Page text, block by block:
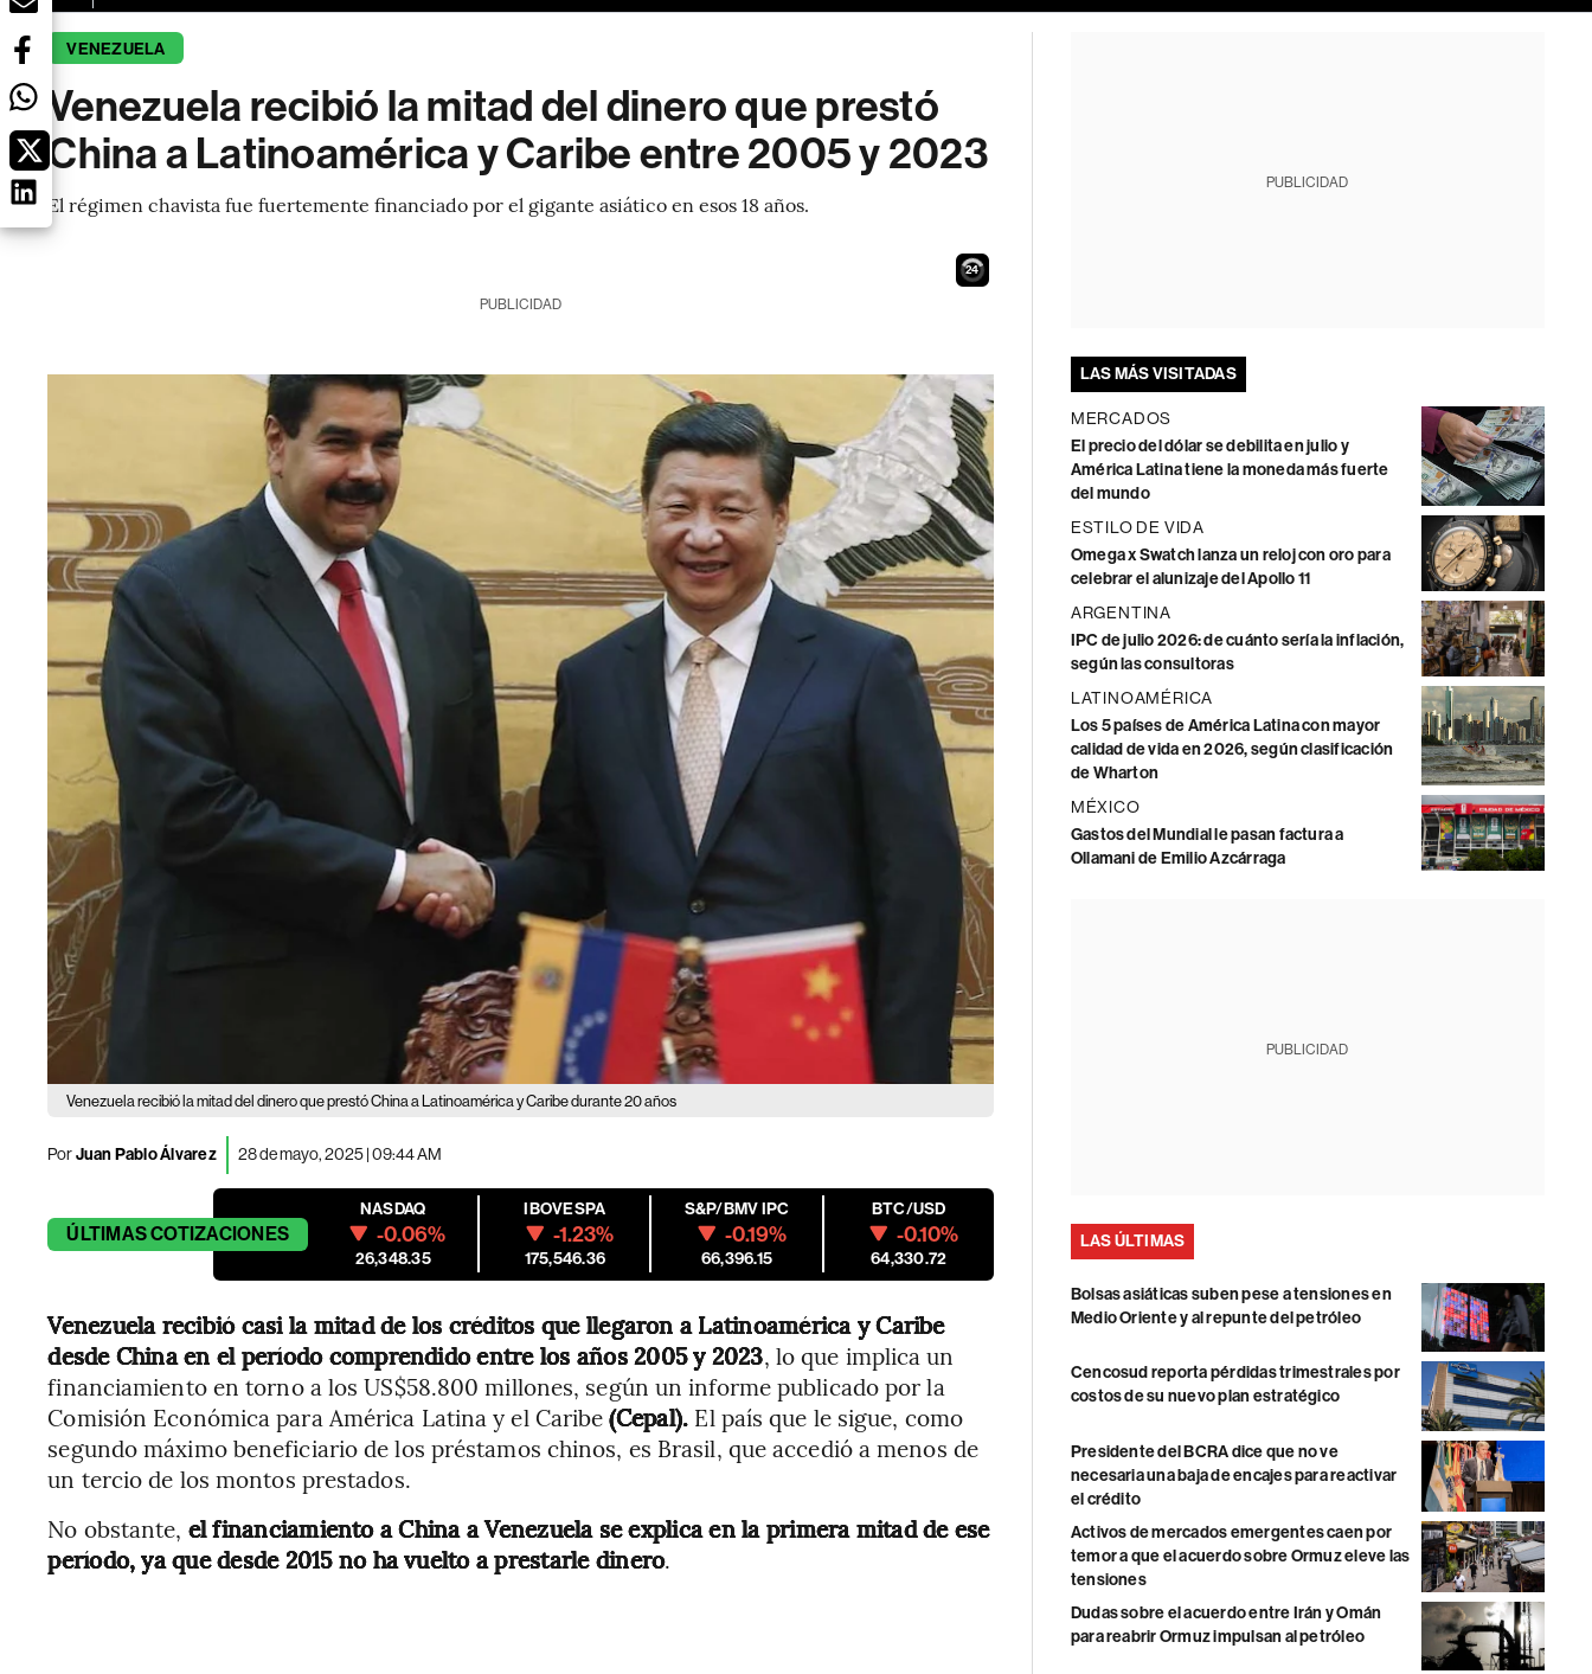
VENEZUELA
Venezuela recibió la mitad del dinero que prestó
China a Latinoamérica y Caribe entre 2005 y 2023
El régimen chavista fue fuertemente financiado por el gigante asiático en esos 18 años.
23
PUBLICIDAD
Venezuela recibió la mitad del dinero que prestó China a Latinoamérica y Caribe durante 20 años
PorJuan Pablo Álvarez 28 de mayo, 2025 | 09:44 AM
ÚLTIMASCOTIZACIONES
NASDAQ
-0.06%
26,348.35
IBOVESPA
-1.23%
175,546.36
S&P/BMV IPC
-0.19%
66,396.15
BTC/USD
-0.10%
64,330.72
Venezuela recibió casi la mitad de los créditos que llegaron a Latinoamérica y Caribe
desde China en el período comprendido entre los años 2005 y 2023, lo que implica un
financiamiento en torno a los US$58.800 millones, según un informe publicado por la
Comisión Económica para América Latina y el Caribe(Cepal). El país que le sigue, como
segundo máximo beneficiario de los préstamos chinos, es Brasil, que accedió a menos de
un tercio de los montos prestados.
No obstante, el financiamiento a China a Venezuela se explica en la primera mitad de ese
período, ya que desde 2015 no ha vuelto a prestarle dinero.
PUBLICIDAD
LAS MÁS VISITADAS
MERCADOS
El precio del dólar se debilita en julio y
América Latina tiene la moneda más fuerte
del mundo
ESTILO DE VIDA
Omega x Swatch lanza un reloj con oro para
celebrar el alunizaje del Apollo 11
ARGENTINA
IPC de julio 2026: de cuánto sería la inflación,
según las consultoras
LATINOAMÉRICA
Los 5 países de América Latina con mayor
calidad de vida en 2026, según clasificación
de Wharton
MÉXICO
Gastos del Mundial le pasan factura a
Ollamani de Emilio Azcárraga
PUBLICIDAD
LAS ÚLTIMAS
Bolsas asiáticas suben pese a tensiones en
Medio Oriente y al repunte del petróleo
Cencosud reporta pérdidas trimestrales por
costos de su nuevo plan estratégico
Presidente del BCRA dice que no ve
necesaria una baja de encajes para reactivar
el crédito
Activos de mercados emergentes caen por
temor a que el acuerdo sobre Ormuz eleve las
tensiones
Dudas sobre el acuerdo entre Irán y Omán
para reabrir Ormuz impulsan al petróleo